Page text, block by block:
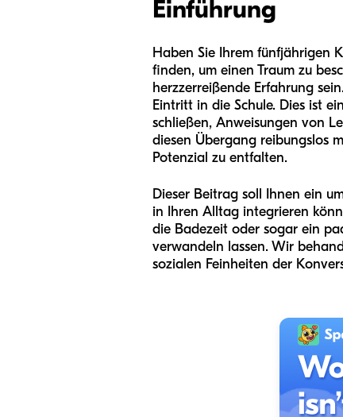
Einführung
Haben Sie Ihrem fünfjährigen
finden, um einen Traum zu
herzzerreißende Erfahrung
Eintritt in die Schule. Dies ist
schließen, Anweisungen von
diesen Übergang reibungslos
Potenzial zu entfalten.
Dieser Beitrag soll Ihnen ein
in Ihren Alltag integrieren
die Badezeit oder sogar ein
verwandeln lassen. Wir
sozialen Feinheiten der